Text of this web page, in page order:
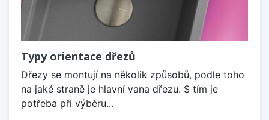
Typy orientace dřezů
Dřezy se montují na několik způsobů, podle toho
na jaké straně je hlavní vana dřezu. S tím je
potřeba při výběru...